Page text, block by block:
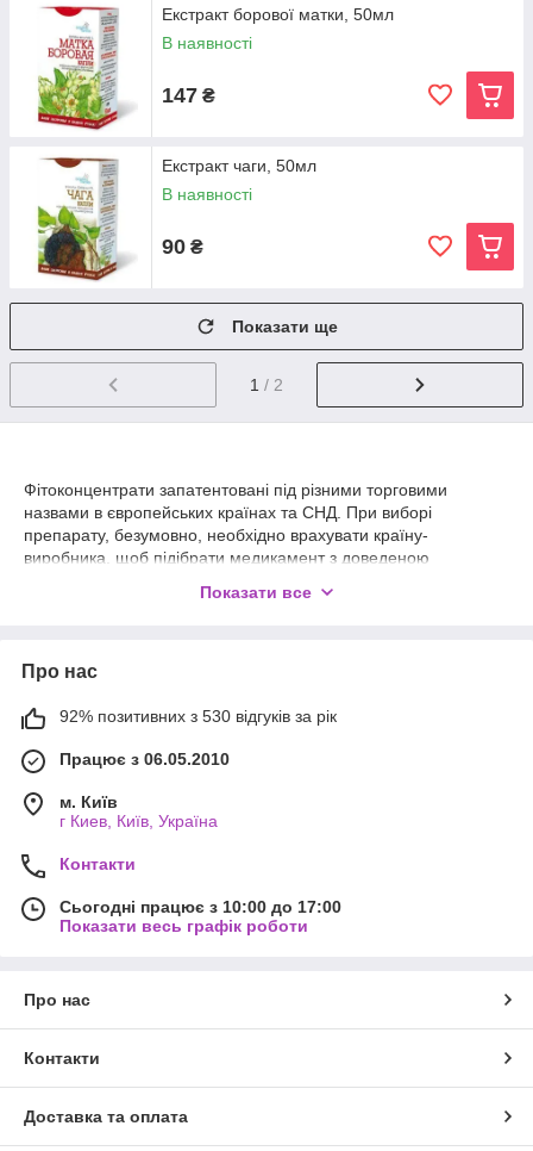
Екстракт борової матки, 50мл
В наявності
147 ₴
Екстракт чаги, 50мл
В наявності
90 ₴
Показати ще
1 / 2
Фітоконцентрати запатентовані під різними торговими
назвами в європейських країнах та СНД. При виборі
препарату, безумовно, необхідно врахувати країну-
виробника, щоб підібрати медикамент з доведеною
унікальні сиропи на основі інноваційних технологій і
Асортимент фітоконцентратів
На сторінці інтернет-магазину можна придбати такі бальзами:
«Антиглист» — для лікування глистових інвазій;
«Полисол» — застосовується з метою підвищення
імунітету;
екзем;
«Сунамол» — покращує кровообіг, зміцнює опорно-
«Вербена» — очищає судини, знижує рівень
«Синій йод» — усуває йододефіцит.
Фітоконцентрати нормалізують імунний відповідь,
стимулюють виділення цитокінінів. Сиропи мають
імуномодулюючу, противірусну та антиоксидантною дією.
Показати все
Про нас
92% позитивних з 530 відгуків за рік
Працює з 06.05.2010
м. Київ
г Киев, Київ, Україна
Контакти
Сьогодні працює з 10:00 до 17:00
Показати весь графік роботи
Про нас
Контакти
Доставка та оплата